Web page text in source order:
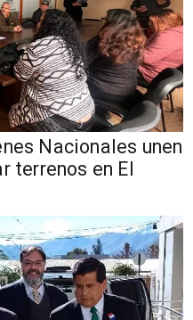
Nacionales unen
terrenos en El